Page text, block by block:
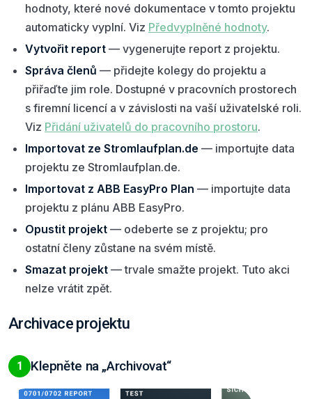
hodnoty, které nové dokumentace v tomto projektu
automaticky vyplní. Viz Předvyplněné hodnoty.
Vytvořit report — vygenerujte report z projektu.
Správa členů — přidejte kolegy do projektu a
přiřaďte jim role. Dostupné v pracovních prostorech
s firemní licencí a v závislosti na vaší uživatelské roli.
Viz Přidání uživatelů do pracovního prostoru.
Importovat ze Stromlaufplan.de — importujte data
projektu ze Stromlaufplan.de.
Importovat z ABB EasyPro Plan — importujte data
projektu z plánu ABB EasyPro.
Opustit projekt — odeberte se z projektu; pro
ostatní členy zůstane na svém místě.
Smazat projekt — trvale smažte projekt. Tuto akci
nelze vrátit zpět.
Archivace projektu
1 Klepněte na „Archivovat“